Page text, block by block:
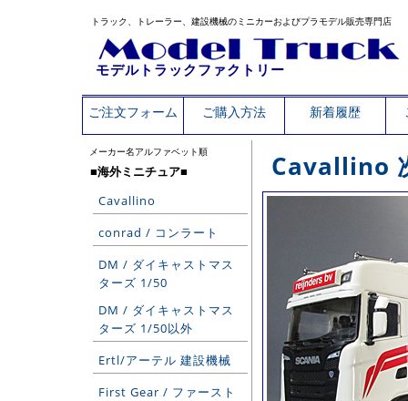
トラック、トレーラー、建設機械のミニカーおよびプラモデル販売専門店
モデルトラックファクトリー
ご注文フォーム ご購入方法 新着履歴
メーカー名アルファベット順
■海外ミニチュア■
Cavallino
conrad / コンラート
DM / ダイキャストマス
ターズ 1/50
DM / ダイキャストマス
ターズ 1/50以外
Ertl/アーテル 建設機械
First Gear / ファースト
Cavallino